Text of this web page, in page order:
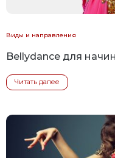
Виды и направления
Bellydance для
Читать далее